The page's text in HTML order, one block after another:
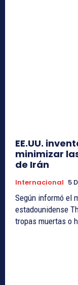
EE.UU.
minimizar
de Irán
Internacional 5
Según informó el
estadounidense
tropas muertas o